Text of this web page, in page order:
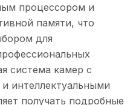
процессором и
памяти, что
для
система камер с
интеллектуальными
получать подробные